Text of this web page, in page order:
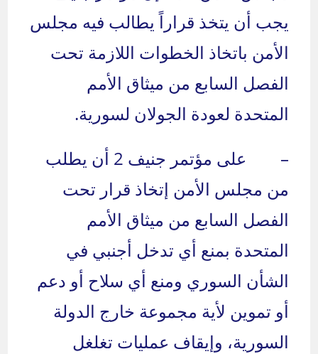
يجب أن يتخذ قراراً يطالب فيه مجلس
الأمن باتخاذ الخطوات اللازمة تحت
الفصل السابع من ميثاق الأمم
المتحدة لعودة الجولان لسورية.
– على مؤتمر جنيف 2 أن يطلب
من مجلس الأمن إتخاذ قرار تحت
الفصل السابع من ميثاق الأمم
المتحدة بمنع أي تدخل أجنبي في
الشأن السوري ومنع أي سلاح أو دعم
أو تموين لأية مجموعة خارج الدولة
السورية، وإيقاف عمليات تغلغل